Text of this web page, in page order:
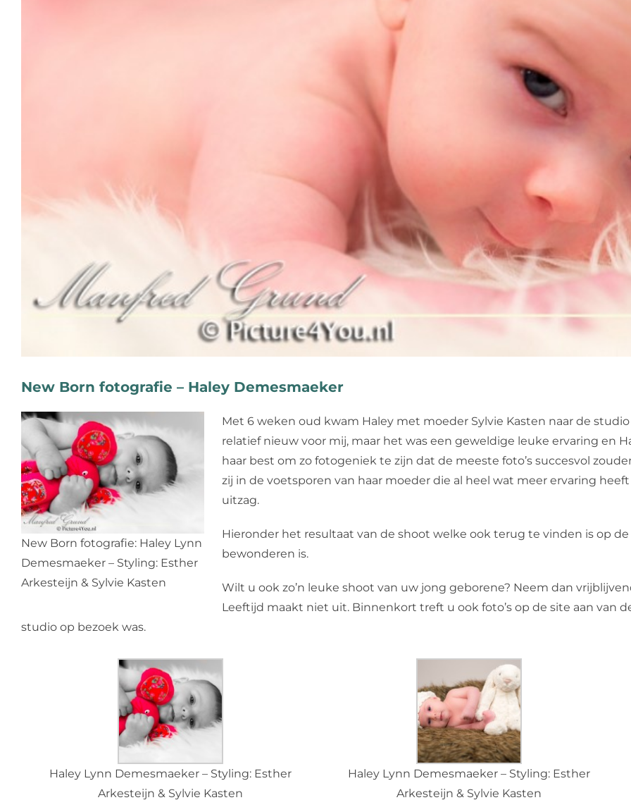
New Born fotografie – Haley Demesmaeker
New Born fotografie: Haley Lynn
Demesmaeker – Styling: Esther
Arkesteijn & Sylvie Kasten
Met 6 weken oud kwam Haley met moeder Sylvie Kasten naar de
relatief nieuw voor mij, maar het was een geweldige leuke ervaring en
haar best om zo fotogeniek te zijn dat de meeste foto’s succesvol
zij in de voetsporen van haar moeder die al heel wat meer ervaring
uitzag.
Hieronder het resultaat van de shoot welke ook terug te vinden is op
bewonderen is.
Wilt u ook zo’n leuke shoot van uw jong geborene? Neem dan
Leeftijd maakt niet uit. Binnenkort treft u ook foto’s op de site aan van
studio op bezoek was.
Haley Lynn Demesmaeker – Styling: Esther
Arkesteijn & Sylvie Kasten
Haley Lynn Demesmaeker – Styling: Esther
Arkesteijn & Sylvie Kasten